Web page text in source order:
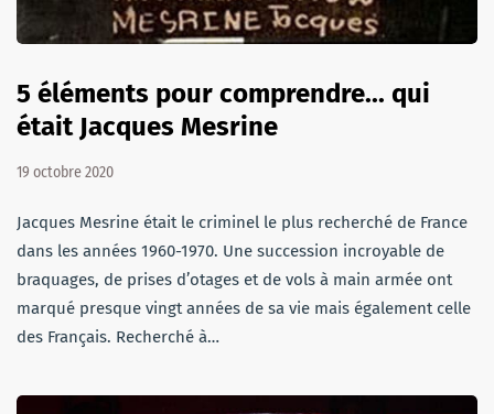
5 éléments pour comprendre... qui
était Jacques Mesrine
19 octobre 2020
Jacques Mesrine était le criminel le plus recherché de France
dans les années 1960-1970. Une succession incroyable de
braquages, de prises d’otages et de vols à main armée ont
marqué presque vingt années de sa vie mais également celle
des Français. Recherché à…